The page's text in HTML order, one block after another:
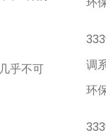
乎不可
调
环